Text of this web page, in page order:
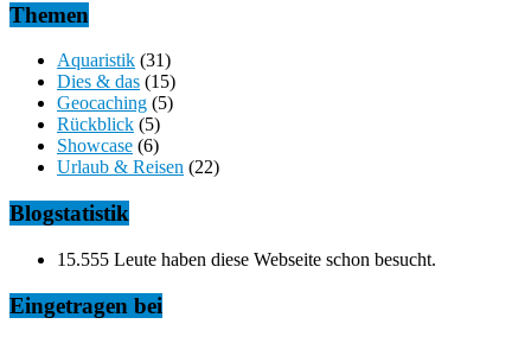
Themen
Aquaristik (31)
Dies & das (15)
Geocaching (5)
Rückblick (5)
Showcase (6)
Urlaub & Reisen (22)
Blogstatistik
15.555 Leute haben diese Webseite schon besucht.
Eingetragen bei